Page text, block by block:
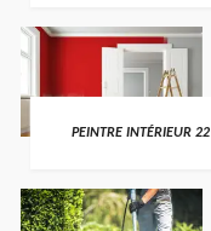
PEINTRE INTÉRIEUR 22